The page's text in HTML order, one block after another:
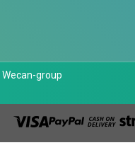
Wecan-group